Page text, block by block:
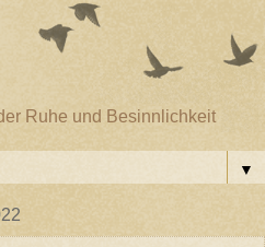
Ruhe und Besinnlichkeit
▼